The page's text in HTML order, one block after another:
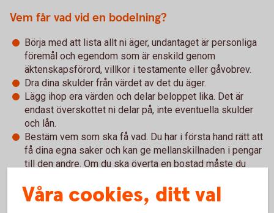
Vem får vad vid en bodelning?
Börja med att lista allt ni äger, undantaget är personliga
föremål och egendom som är enskild genom
äktenskapsförord, villkor i testamente eller gåvobrev.
Dra dina skulder från värdet av det du äger.
Lägg ihop era värden och delar beloppet lika. Det är
endast överskottet ni delar på, inte eventuella skulder
och lån.
Bestäm vem som ska få vad. Du har i första hand rätt att
få dina egna saker och kan ge mellanskillnaden i pengar
till den andre. Om du ska överta en bostad måste du
banken godkänt att du tar över lånen innan
bodelningsavtalet skrivs på.
Våra cookies, ditt val